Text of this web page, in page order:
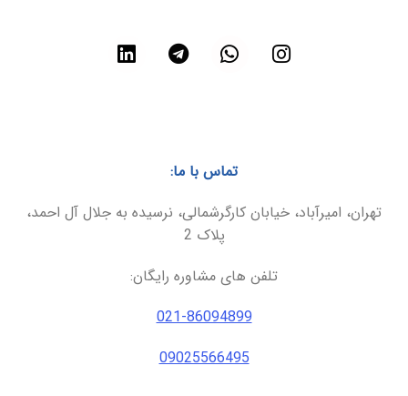
تماس با ما:
تهران، امیرآباد، خیابان کارگرشمالی، نرسیده به جلال آل احمد،
پلاک 2
تلفن های مشاوره رایگان:
021-86094899
09025566495